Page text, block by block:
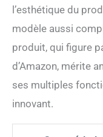
l’esthétique du
modèle aussi
produit, qui figure
d’Amazon, mérite
ses multiples
innovant.